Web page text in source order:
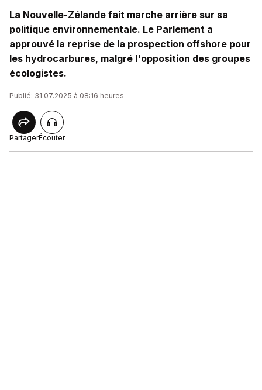
La Nouvelle-Zélande fait marche arrière sur sa
politique environnementale. Le Parlement a
approuvé la reprise de la prospection offshore pour
les hydrocarbures, malgré l'opposition des groupes
écologistes.
Publié: 31.07.2025 à 08:16 heures
PartagerÉcouter